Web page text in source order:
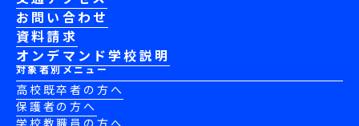
お問い合わせ
資料請求
オンデマンド学校説明
対象者別メニュー
高校既卒者の方へ
保護者の方へ
学校教職員の方へ